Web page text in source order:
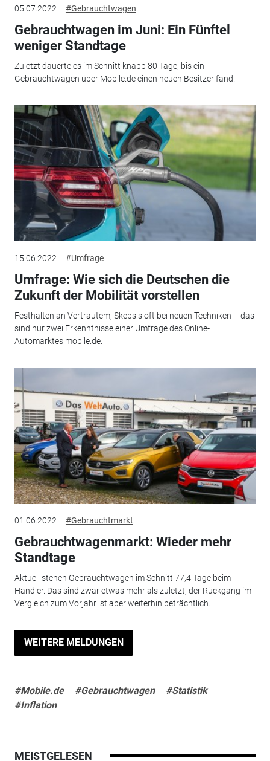
05.07.2022 #Gebrauchtwagen
Gebrauchtwagen im Juni: Ein Fünftel
weniger Standtage
Zuletzt dauerte es im Schnitt knapp 80 Tage, bis ein
Gebrauchtwagen über Mobile.de einen neuen Besitzer fand.
15.06.2022 #Umfrage
Umfrage: Wie sich die Deutschen die
Zukunft der Mobilität vorstellen
Festhalten an Vertrautem, Skepsis oft bei neuen Techniken – das
sind nur zwei Erkenntnisse einer Umfrage des Online-
Automarktes mobile.de.
01.06.2022 #Gebrauchtmarkt
Gebrauchtwagenmarkt: Wieder mehr
Standtage
Aktuell stehen Gebrauchtwagen im Schnitt 77,4 Tage beim
Händler. Das sind zwar etwas mehr als zuletzt, der Rückgang im
Vergleich zum Vorjahr ist aber weiterhin beträchtlich.
WEITERE MELDUNGEN
#Mobile.de #Gebrauchtwagen
#Statistik
#Inflation
MEISTGELESEN